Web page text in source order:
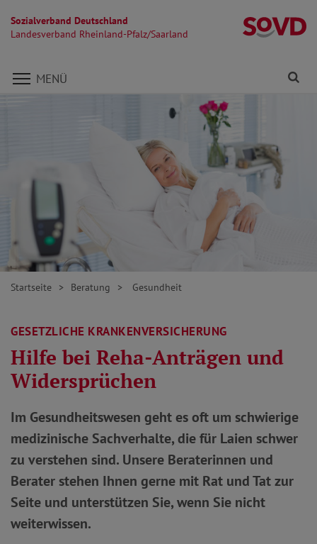
Sozialverband Deutschland
Landesverband Rheinland-Pfalz/Saarland
Direkt zu den Inhalten springen
MENÜ
Startseite Beratung Gesundheit
GESETZLICHE KRANKENVERSICHERUNG
Hilfe bei Reha-Anträgen und
Widersprüchen
Im Gesundheitswesen geht es oft um schwierige
medizinische Sachverhalte, die für Laien schwer
zu verstehen sind. Unsere Beraterinnen und
Berater stehen Ihnen gerne mit Rat und Tat zur
Seite und unterstützen Sie, wenn Sie nicht
weiterwissen.